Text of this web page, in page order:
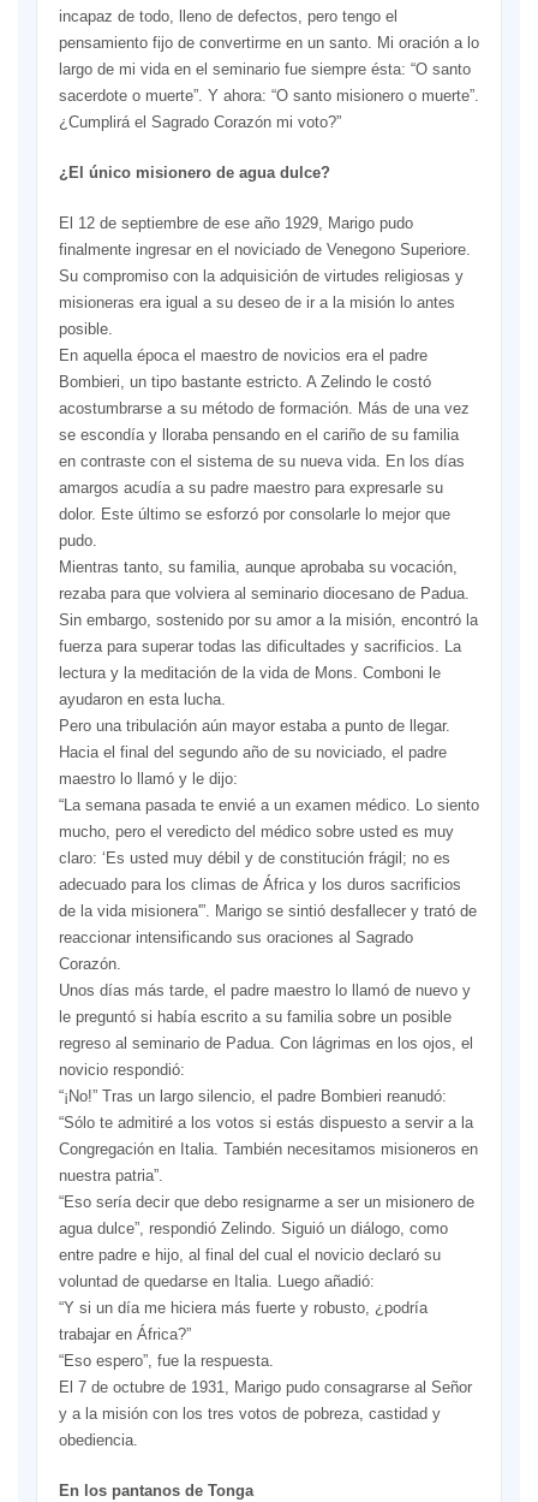
incapaz de todo, lleno de defectos, pero tengo el
pensamiento fijo de convertirme en un santo. Mi oración a lo
largo de mi vida en el seminario fue siempre ésta: “O santo
sacerdote o muerte”. Y ahora: “O santo misionero o muerte”.
¿Cumplirá el Sagrado Corazón mi voto?”
¿El único misionero de agua dulce?
El 12 de septiembre de ese año 1929, Marigo pudo
finalmente ingresar en el noviciado de Venegono Superiore.
Su compromiso con la adquisición de virtudes religiosas y
misioneras era igual a su deseo de ir a la misión lo antes
posible.
En aquella época el maestro de novicios era el padre
Bombieri, un tipo bastante estricto. A Zelindo le costó
acostumbrarse a su método de formación. Más de una vez
se escondía y lloraba pensando en el cariño de su familia
en contraste con el sistema de su nueva vida. En los días
amargos acudía a su padre maestro para expresarle su
dolor. Este último se esforzó por consolarle lo mejor que
pudo.
Mientras tanto, su familia, aunque aprobaba su vocación,
rezaba para que volviera al seminario diocesano de Padua.
Sin embargo, sostenido por su amor a la misión, encontró la
fuerza para superar todas las dificultades y sacrificios. La
lectura y la meditación de la vida de Mons. Comboni le
ayudaron en esta lucha.
Pero una tribulación aún mayor estaba a punto de llegar.
Hacia el final del segundo año de su noviciado, el padre
maestro lo llamó y le dijo:
“La semana pasada te envié a un examen médico. Lo siento
mucho, pero el veredicto del médico sobre usted es muy
claro: ‘Es usted muy débil y de constitución frágil; no es
adecuado para los climas de África y los duros sacrificios
de la vida misionera'”. Marigo se sintió desfallecer y trató de
reaccionar intensificando sus oraciones al Sagrado
Corazón.
Unos días más tarde, el padre maestro lo llamó de nuevo y
le preguntó si había escrito a su familia sobre un posible
regreso al seminario de Padua. Con lágrimas en los ojos, el
novicio respondió:
“¡No!” Tras un largo silencio, el padre Bombieri reanudó:
“Sólo te admitiré a los votos si estás dispuesto a servir a la
Congregación en Italia. También necesitamos misioneros en
nuestra patria”.
“Eso sería decir que debo resignarme a ser un misionero de
agua dulce”, respondió Zelindo. Siguió un diálogo, como
entre padre e hijo, al final del cual el novicio declaró su
voluntad de quedarse en Italia. Luego añadió:
“Y si un día me hiciera más fuerte y robusto, ¿podría
trabajar en África?”
“Eso espero”, fue la respuesta.
El 7 de octubre de 1931, Marigo pudo consagrarse al Señor
y a la misión con los tres votos de pobreza, castidad y
obediencia.
En los pantanos de Tonga